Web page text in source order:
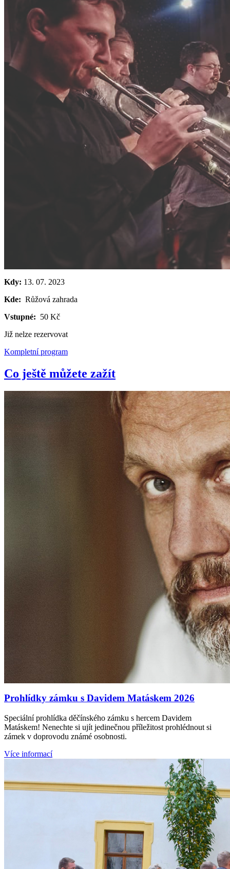
Kdy: 13. 07. 2023
Kde: Růžová zahrada
Vstupné: 50 Kč
Již nelze rezervovat
Kompletní program
Co ještě můžete zažít
Prohlídky zámku s Davidem Matáskem 2026
Speciální prohlídka děčínského zámku s hercem Davidem
Matáskem! Nenechte si ujít jedinečnou příležitost prohlédnout si
zámek v doprovodu známé osobnosti.
Více informací